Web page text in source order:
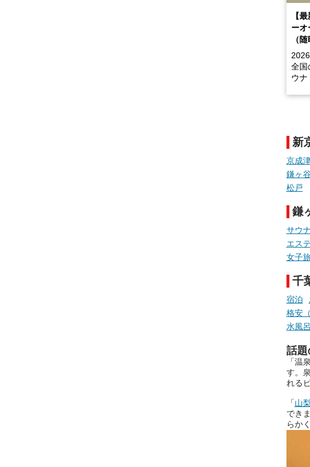
【
ーオ
（
全国
ウナ
いま
現地
てい
ぜひ
先の
新
京成
鎌ヶ
松戸
鎌
サウナ
エス
女子
千
宿泊
格安
水風呂
話題
「温
す。
れる
「山
でき
らか